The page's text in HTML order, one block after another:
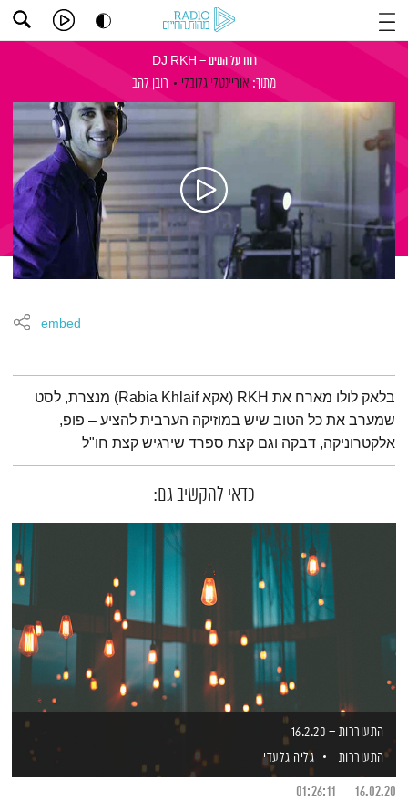
רוח על המים – DJ RKH
מתוך: אוריינטלי גלובלי רובן להב
embed
תמצית הפודקאסט
בלאק לולו מארח את RKH (אקא Rabia Khlaif) מנצרת, לסט
שמערב את כל הטוב שיש במוזיקה הערבית להציע – פופ,
אלקטרוניקה, דבקה וגם קצת ספרד שירגיש קצת חו"ל
כדאי להקשיב גם:
התעוררות – 16.2.20
התעוררות
גליה גלעדי
16.02.20
01:26:11